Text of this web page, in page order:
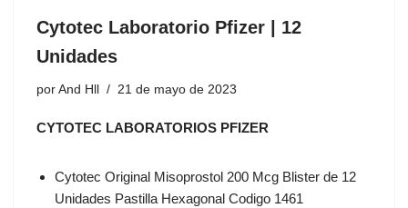
Cytotec Laboratorio Pfizer | 12
Unidades
por And Hll 21 de mayo de 2023
CYTOTEC LABORATORIOS PFIZER
Cytotec Original Misoprostol 200 Mcg Blister de 12
Unidades Pastilla Hexagonal Codigo 1461